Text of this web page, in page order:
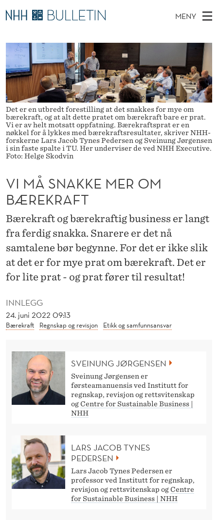
V
M
Å
S
N
A
K
K
M
E
R
O
M
B
Æ
R
E
MENY
O
V
E
D
M
E
N
Y
Ø
I
N
E
T
T
T
E
D
E
T
Stipendiater og nye forskerprofiler
Disputaser
Ekspertutvalg
Om Bulletin
Det er en utbredt forestilling at det snakkes for mye om
bærekraft, og at alt dette pratet om bærekraft bare er prat.
Vi er av helt motsatt oppfatning. Bærekraftsprat er en
nøkkel for å lykkes med bærekraftsresultater, skriver NHH-
forskerne Lars Jacob Tynes Pedersen og Sveinung Jørgensen
i sin faste spalte i TU. Her underviser de ved NHH Executive.
Foto: Helge Skodvin
INNLEGG
24. juni 2022 09:13
Bærekraft Regnskap og revisjon Etikk og samfunnsansvar
VI MÅ SNAKKE MER OM
BÆREKRAFT
Bærekraft og bærekraftig business er langt
fra ferdig snakka. Snarere er det nå
samtalene bør begynne. For det er ikke slik
at det er for mye prat om bærekraft. Det er
for lite prat - og prat fører til resultat!
SVEINUNG JØRGENSEN
Sveinung Jørgensen er
førsteamanuensis ved Institutt for
regnskap, revisjon og rettsvitenskap
og Centre for Sustainable Business |
NHH
LARS JACOB TYNES
PEDERSEN
Lars Jacob Tynes Pedersen er
professor ved Institutt for regnskap,
revisjon og rettsvitenskap og Centre
for Sustainable Business | NHH